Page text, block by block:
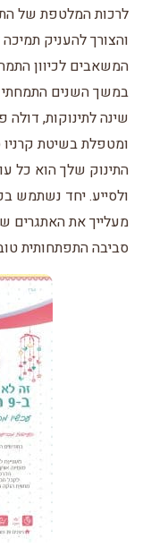
לרכות המלטפת של
והצורך להעניק
המשאבים לכיוון
במשך השנים התמחתי
שינה לתינוקות,
ומטפלת בשיטת
התינוק שלך הוא כל
ולסייע. יחד נשתמש
מעלייך את האתגרים
סביבה התפתחותית